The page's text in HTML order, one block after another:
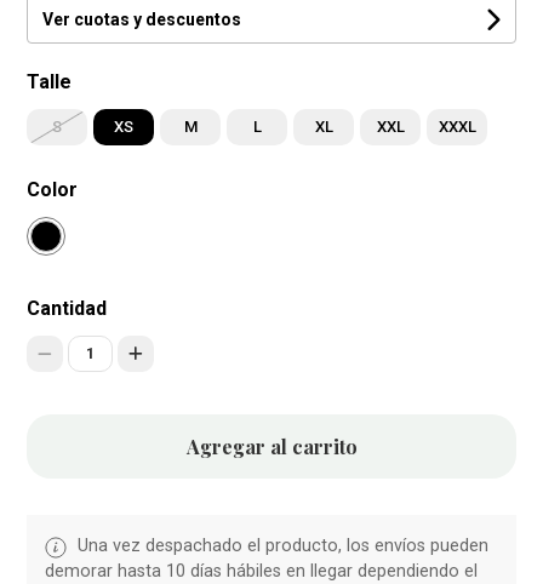
Ver cuotas y descuentos
Talle
S XS M L XL XXL XXXL
Color
Cantidad
1
Agregar al carrito
Una vez despachado el producto, los envíos pueden
demorar hasta 10 días hábiles en llegar dependiendo el